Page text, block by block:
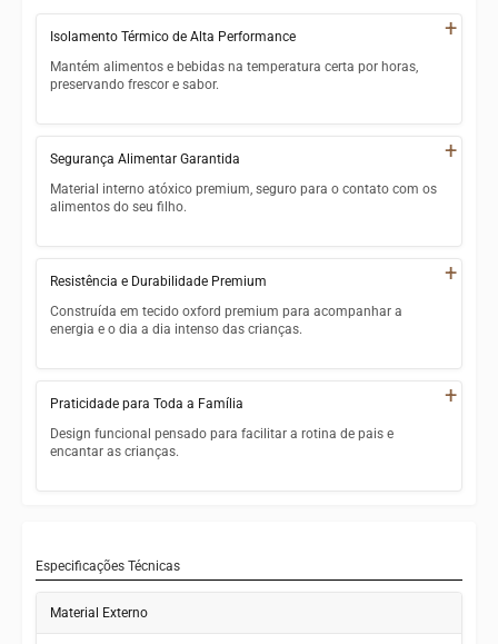
Isolamento Térmico de Alta Performance +
Mantém alimentos e bebidas na temperatura certa por horas,
preservando frescor e sabor.
Conserva o frio e o calor por longo período
Ideal para sucos, frutas, marmitas e mamadeiras
Segurança Alimentar Garantida +
Material interno atóxico premium, seguro para o contato com os
alimentos do seu filho.
Livre de substâncias nocivas à saúde infantil
Fácil de limpar com pano úmido
Resistência e Durabilidade Premium +
Construída em tecido oxford premium para acompanhar a
energia e o dia a dia intenso das crianças.
Fecho zip reforçado de alta durabilidade
Costuras firmes e acabamento impecável
Praticidade para Toda a Família +
Design funcional pensado para facilitar a rotina de pais e
encantar as crianças.
Tamanho ideal para lancheiras e refeições completas
Especificações Técnicas
Material Externo